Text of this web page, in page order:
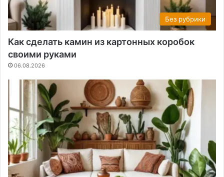
Без рубрики
Как сделать камин из картонных коробок
своими руками
06.08.2026